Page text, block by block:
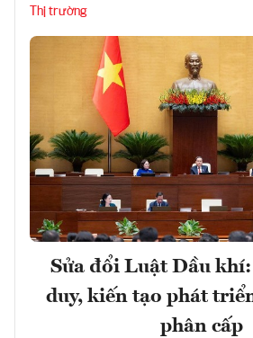
Thị trường
Sửa đổi Luật Dầu
duy, kiến tạo phát
phân cấp